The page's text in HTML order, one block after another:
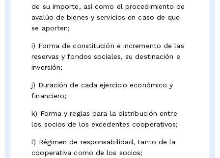
de su importe, así como el procedimiento de
avalúo de bienes y servicios en caso de que
se aporten;
i) Forma de constitución e incremento de las
reservas y fondos sociales, su destinación e
inversión;
j) Duración de cada ejercicio económico y
financiero;
k) Forma y reglas para la distribución entre
los socios de los excedentes cooperativos;
l) Régimen de responsabilidad, tanto de la
cooperativa como de los socios;